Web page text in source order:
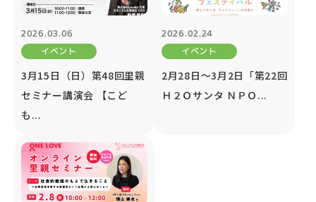
2026.03.06
イベント
3月15日（日）第48回里親
セミナー講演会 【こど
も...
2026.02.24
イベント
2月28日～3月2日「第22回
Ｈ２Ｏサンタ ＮＰＯ...